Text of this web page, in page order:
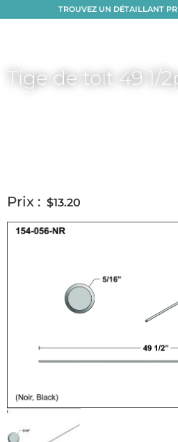
TROUVEZ UN DÉTAILLANT
Tige de toit 49 1/
Accueil/
Prix : $13.20